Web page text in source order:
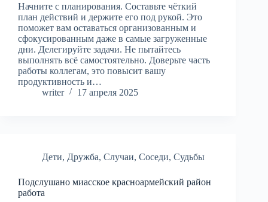
Начните с планирования. Составьте чёткий
план действий и держите его под рукой. Это
поможет вам оставаться организованным и
сфокусированным даже в самые загруженные
дни. Делегируйте задачи. Не пытайтесь
выполнять всё самостоятельно. Доверьте часть
работы коллегам, это повысит вашу
продуктивность и…
writer
17 апреля 2025
Дети, Дружба, Случаи, Соседи, Судьбы
Подслушано миасское красноармейский район
работа